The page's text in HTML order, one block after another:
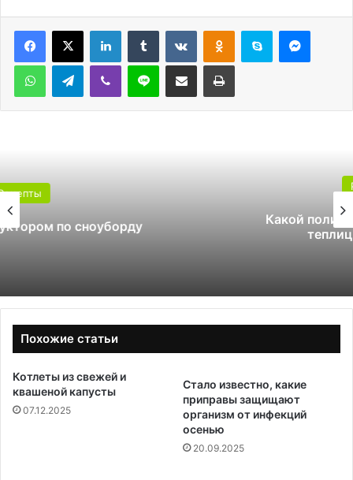
LinkedInTumblr ВконтактеОдноклассники
Skype
WhatsAppTelegramViber Line Поделиться через электронную почту Печатать
Какой поликарбонат выбрать для
теплицы: 4 или 6 мм
Похожие статьи
Котлеты из свежей и
квашеной капусты
07.12.2025
Стало известно, какие
приправы защищают
организм от инфекций
осенью
20.09.2025